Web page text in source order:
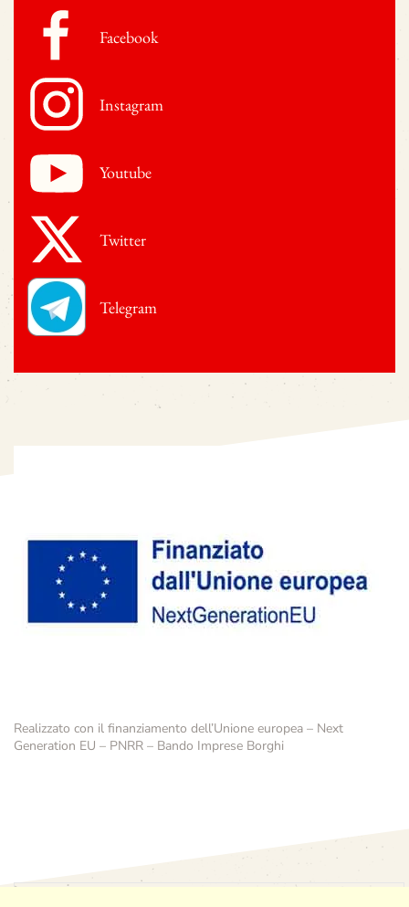
Facebook
Instagram
Youtube
Twitter
Telegram
Realizzato con il finanziamento dell’Unione europea – Next
Generation EU – PNRR – Bando Imprese Borghi